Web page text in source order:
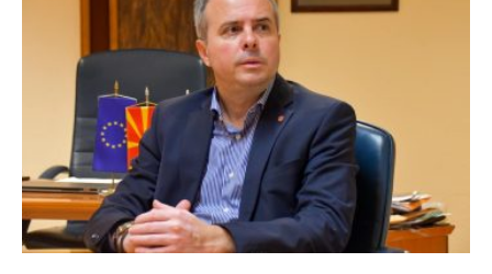
кои
се
најголеми
промотори
на
Општината
и
Државата